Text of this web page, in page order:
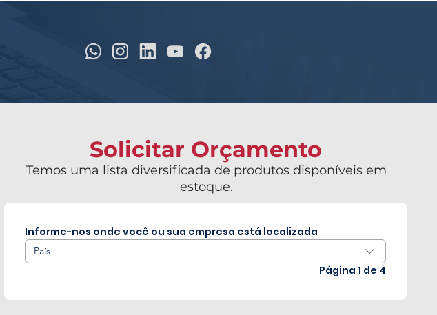
Solicitar Orçamento
Temos uma lista diversificada de produtos disponíveis em
estoque.
Informe-nos onde você ou sua empresa está localizada
País
Página 1 de 4